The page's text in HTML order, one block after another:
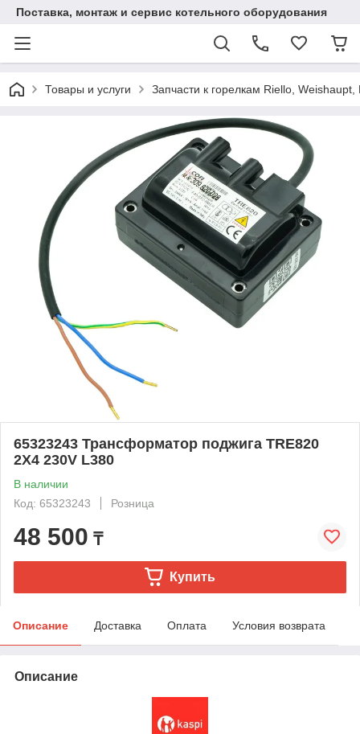
Поставка, монтаж и сервис котельного оборудования
Товары и услуги Запчасти к горелкам Riello,
65323243 Трансформатор поджига TRE820
2X4 230V L380
В наличии
Код: 65323243
Розница
48 500 ₸
Купить
Описание Доставка Оплата Условия возврата
Описание